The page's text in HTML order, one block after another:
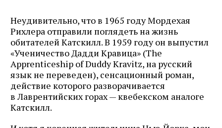
Неудивительно, что в 1965 году Мордехая
Рихлера отправили поглядеть на жизнь
обитателей Катскилл. В 1959 году он выпустил
«Ученичество Дадди Кравица» (The
Apprenticeship of Duddy Kravitz, на русский
язык не переведен), сенсационный роман,
действие которого разворачивается
в Лаврентийских горах — квебекском аналоге
Катскилл.